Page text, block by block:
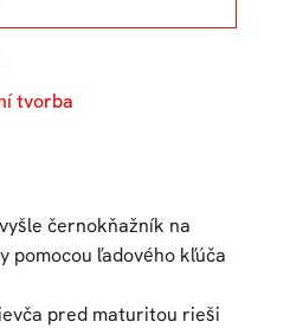
tvorba
černokňažník na
pomocou ľadového kľúča
pred maturitou rieši